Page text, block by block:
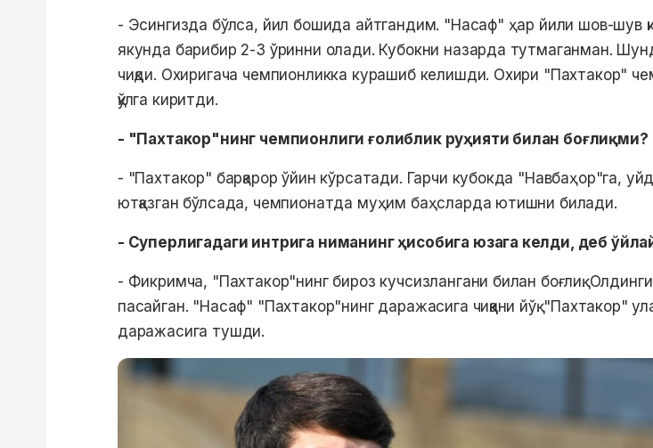
- Эсингизда бўлса, йил бошида айтгандим. "Насаф" ҳар йили шов-шув
якунда барибир 2-3 ўринни олади. Кубокни назарда тутмаганман.
чиқди. Охиригача чемпионликка курашиб келишди. Охири "Пахтакор"
қўлга киритди.
- "Пахтакор"нинг чемпионлиги ғолиблик руҳияти билан боғлиқми?
- "Пахтакор" барқарор ўйин кўрсатади. Гарчи кубокда "Навбаҳор"га,
ютқазган бўлсада, чемпионатда муҳим баҳсларда ютишни билади.
- Суперлигадаги интрига ниманинг ҳисобига юзага келди, деб
- Фикримча, "Пахтакор"нинг бироз кучсизлангани билан боғлиқ.
пасайган. "Насаф" "Пахтакор"нинг даражасига чиққани йўқ. "Пахтакор"
даражасига тушди.